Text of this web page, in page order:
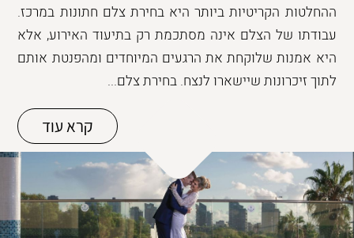
ההחלטות הקריטיות ביותר היא בחירת צלם חתונות במרכז.
עבודתו של הצלם אינה מסתכמת רק בתיעוד האירוע, אלא
היא אמנות שלוקחת את הרגעים המיוחדים ומהפנטת אותם
לתוך זיכרונות שיישארו לנצח. בחירת צלם...
קרא עוד